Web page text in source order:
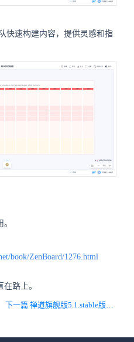
快速构建内容，提供灵感和指
book/ZenBoard/1276.html
路上。